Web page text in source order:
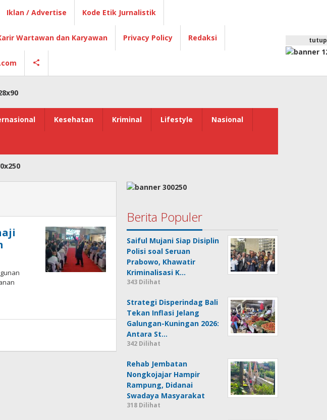
Iklan / Advertise Kode Etik Jurnalistik
Wartawan dan Karyawan Privacy Policy Redaksi
Kesehatan Kriminal Lifestyle Nasional
tutup
Berita Populer
Saiful Mujani Siap Disiplin
Polisi soal Seruan
Prabowo, Khawatir
Kriminalisasi K…
343 Dilihat
Strategi Disperindag Bali
Tekan Inflasi Jelang
Galungan-Kuningan 2026:
Antara St…
342 Dilihat
Rehab Jembatan
Nongkojajar Hampir
Rampung, Didanai
Swadaya Masyarakat
318 Dilihat